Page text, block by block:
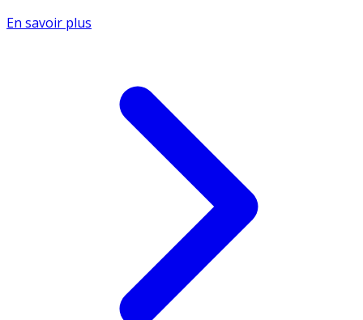
En savoir plus